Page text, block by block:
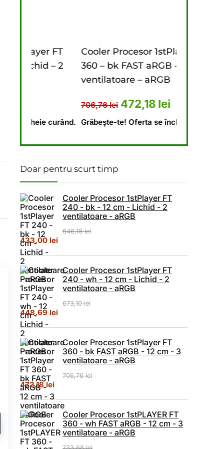
2
fost: 673,10 lei.
curent este: 448,69 lei.
Cooler Procesor 1stPlayer FT
360 – bk FAST aRGB – 12 cm – 3
ventilatoare – aRGB
Prețul inițial a fost: 706,76
472,18leiPrețul curent este:
Grăbește-te! Oferta se încheie curând.
Doar pentru scurt timp
Cooler Procesor 1stPlayer FT
240 - bk - 12 cm - Lichid - 2
ventilatoare - aRGB
646,18lei
Prețul inițial a fost: 646,18 lei.
433,00 leiPrețul curent este: 433,00 lei.
Cooler Procesor 1stPlayer FT
240 - wh - 12 cm - Lichid - 2
ventilatoare - aRGB
673,10lei
Prețul inițial a fost: 673,10 lei.
448,69 leiPrețul curent este: 448,69 lei.
Cooler Procesor 1stPlayer FT
360 - bk FAST aRGB - 12 cm - 3
ventilatoare - aRGB
706,76lei
Prețul inițial a fost: 706,76 lei.
472,18leiPrețul curent este: 472,18 lei.
Cooler Procesor 1stPLAYER FT
360 - wh FAST aRGB - 12 cm - 3
ventilatoare - aRGB